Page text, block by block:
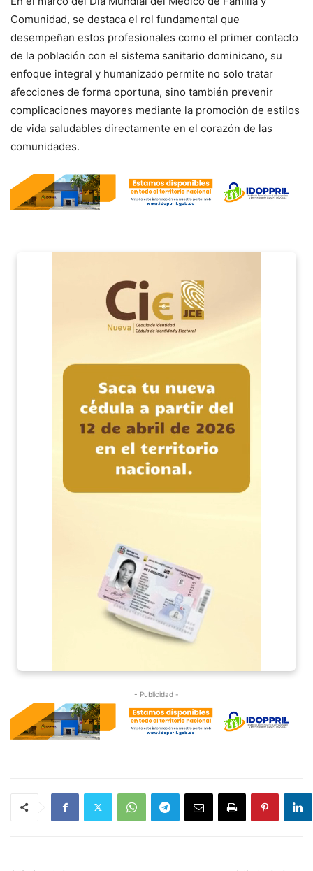
Comunidad, se destaca el rol fundamental que
desempeñan estos profesionales como el primer contacto
de la población con el sistema sanitario dominicano, su
enfoque integral y humanizado permite no solo tratar
afecciones de forma oportuna, sino también prevenir
complicaciones mayores mediante la promoción de estilos
de vida saludables directamente en el corazón de las
comunidades.
- Publicidad -